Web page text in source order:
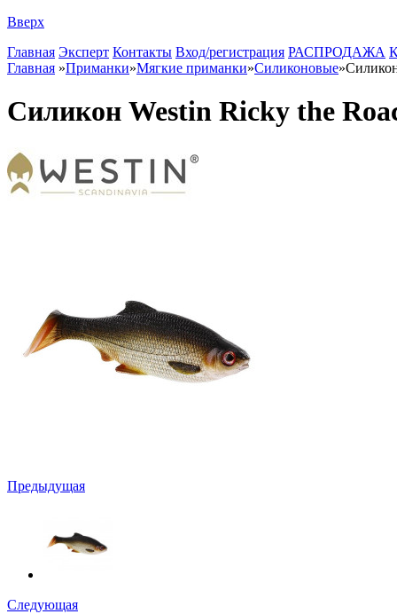
Вверх
Главная Эксперт Контакты Вход/регистрация РАСПРОДАЖА
Главная »Приманки»Мягкие приманки»Силиконовые»
Силикон Westin Ricky the
Предыдущая
Следующая